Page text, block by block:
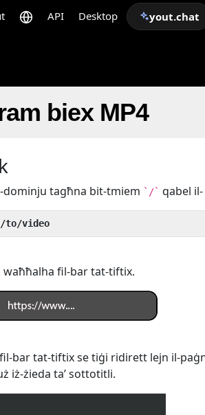
API Desktop yout.chat
biex MP4
tagħna bit-tmiem `/` qabel il-
to/video
waħħalha fil-bar tat-tiftix.
bar tat-tiftix se tiġi ridirett lejn il-
iż-żieda ta’ sottotitli.